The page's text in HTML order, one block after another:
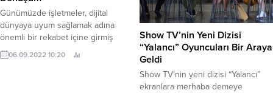
Günümüzde işletmeler, dijital
dünyaya uyum sağlamak adına
önemli bir rekabet içine girmiş
bulunmaktalar.
06.09.2022 10:20
Show TV’nin Yeni Dizisi
“Yalancı” Oyuncuları Bir Araya
Geldi
Show TV’nin yeni dizisi “Yalancı”
ekranlara merhaba demeye